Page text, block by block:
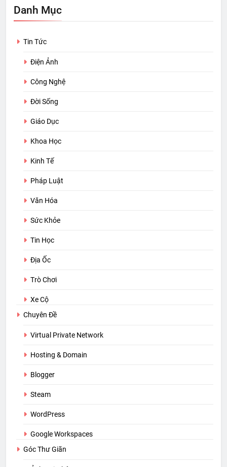
Danh Mục
Tin Tức
Điện Ảnh
Công Nghệ
Đời Sống
Giáo Dục
Khoa Học
Kinh Tế
Pháp Luật
Văn Hóa
Sức Khỏe
Tin Học
Địa Ốc
Trò Chơi
Xe Cộ
Chuyên Đề
Virtual Private Network
Hosting & Domain
Blogger
Steam
WordPress
Google Workspaces
Góc Thư Giãn